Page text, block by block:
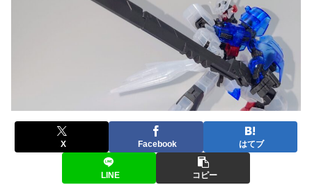
X Facebook はてブ
LINE コピー